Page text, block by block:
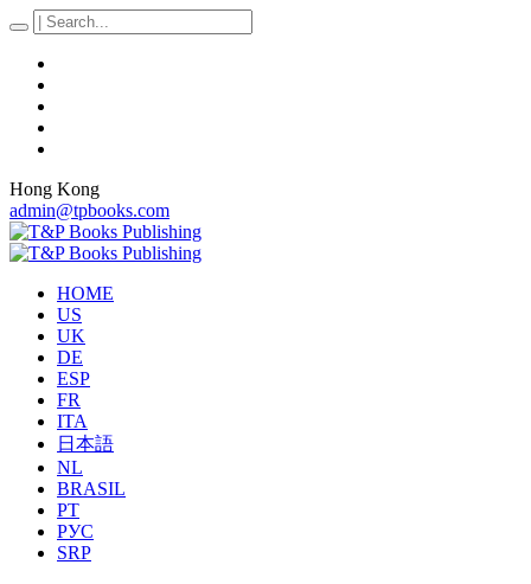
Hong Kong
admin@tpbooks.com
HOME
US
UK
DE
ESP
FR
ITA
日本語
NL
BRASIL
PT
РУС
SRP